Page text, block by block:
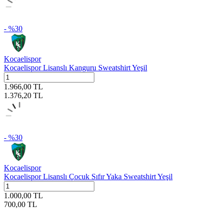
- %30
Kocaelispor
Kocaelispor Lisanslı Kanguru Sweatshirt Yeşil
1.966,00 TL
1.376,20 TL
- %30
Kocaelispor
Kocaelispor Lisanslı Çocuk Sıfır Yaka Sweatshirt Yeşil
1.000,00 TL
700,00 TL